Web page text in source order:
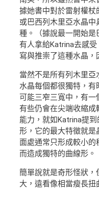
據她書中對於雷射權杖
或巴西列木里亞水晶
種。（據說最一開始是
有人拿給Katrina去感
寫與推崇了這種水晶，
當然不是所有列木里
水晶每個都很獨特，有
可能三窄三寬中，有一
有些仍會在尖端收縮成
能力，就如Katrina提
形，它的最大特徵就
面處通常只形成較小的
而造成獨特的曲線形。
簡單說就是奇形怪狀
大，遠看像相當瘦長扭